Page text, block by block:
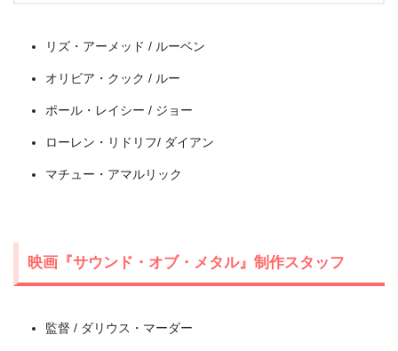
リズ・アーメッド / ルーベン
オリビア・クック / ルー
ポール・レイシー / ジョー
ローレン・リドリフ/ ダイアン
マチュー・アマルリック
映画『サウンド・オブ・メタル』制作スタッフ
監督 / ダリウス・マーダー